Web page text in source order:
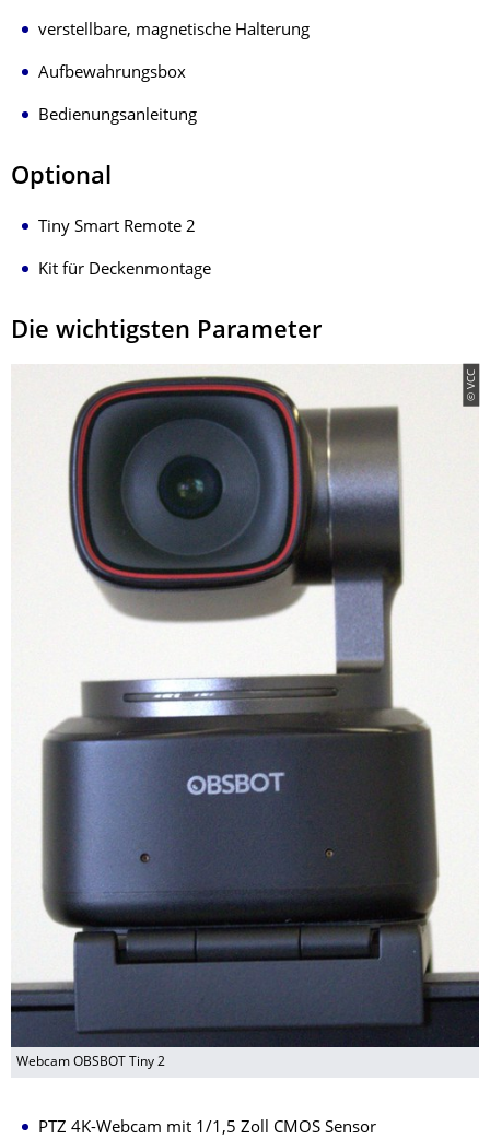
verstellbare, magnetische Halterung
Aufbewahrungsbox
Bedienungsanleitung
Optional
Tiny Smart Remote 2
Kit für Deckenmontage
Die wichtigsten Parameter
© VCC
Webcam OBSBOT Tiny 2
PTZ 4K-Webcam mit 1/1,5 Zoll CMOS Sensor